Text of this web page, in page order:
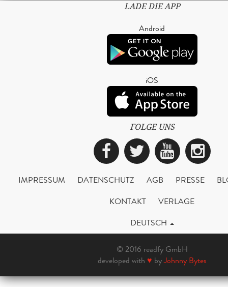
LADE DIE APP
Android
iOS
FOLGE UNS
Facebook
Twitter
IMPRESSUM DATENSCHUTZ AGB PRESSE
KONTAKT
VERLAGE
DEUTSCH
© 2016 readfy GmbH
developed with ♥ byJohnny Bytes